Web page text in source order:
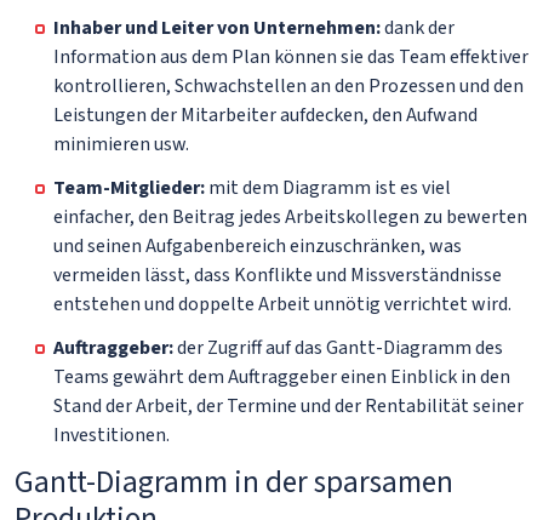
Inhaber und Leiter von Unternehmen:dank der
Information aus dem Plan können sie das Team effektiver
kontrollieren, Schwachstellen an den Prozessen und den
Leistungen der Mitarbeiter aufdecken, den Aufwand
minimieren usw.
Team-Mitglieder:mit dem Diagramm ist es viel
einfacher, den Beitrag jedes Arbeitskollegen zu bewerten
und seinen Aufgabenbereich einzuschränken, was
vermeiden lässt, dass Konflikte und Missverständnisse
entstehen und doppelte Arbeit unnötig verrichtet wird.
Auftraggeber:der Zugriff auf das Gantt-Diagramm des
Teams gewährt dem Auftraggeber einen Einblick in den
Stand der Arbeit, der Termine und der Rentabilität seiner
Investitionen.
Gantt-Diagramm in der sparsamen